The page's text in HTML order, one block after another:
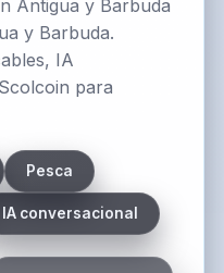
Antigua y Barbuda
y Barbuda.
IA
para
Pesca
IA conversacional